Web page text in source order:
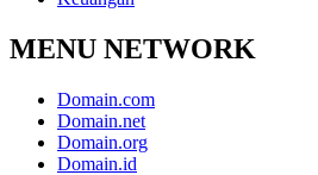
MENU NETWORK
Domain.com
Domain.net
Domain.org
Domain.id